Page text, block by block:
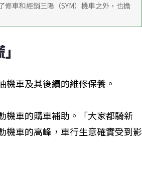
車和經銷三陽（SYM）機車之外，也擔
車及其後續的維修保養。
機車的購車補助。「大家都騎新
機車的高峰，車行生意確實受到影